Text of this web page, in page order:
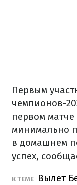
Первым
чемпионов-
первом
минимально
в домашнем
успех,
К ТЕМЕ
Вылет